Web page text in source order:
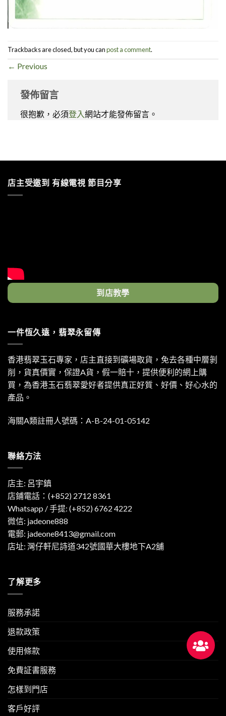
Trackbacks are closed, but you canpost a comment.
← Previous
發佈留言
很抱歉，必須登入 網站才能發佈留言。
店主受邀到 有線電視 節目分享
到店教學
一件恆久遠，翡翠永留傳
香港翡翠玉石專家，店主直接到礦場取貨，免去各種中層剝
削，貨真價實，保證A貨，假一賠十，提供便利的網上購
買，為香港玉石翡翠愛好者提供真正好質、好價、好心水的
產品。
海關A類註冊人號碼：A-B-24-01-05142
聯絡方法
店主: 呂宇鎮
店鋪電話：(+852) 2712 8361
Whatsapp / 手提: (+852) 6762 4222
微信: jadeone888
電郵: jadeone8413@gmail.com
店址: 灣仔軒尼詩道342號國華大樓地下A2舖
了解更多
服務承諾
退款政策
使用條款
免費証書服務
怎樣到門店
客戶好評